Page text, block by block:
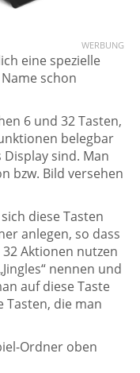
WERBUNG
eine spezielle
schon
6 und 32 Tasten,
belegbar
sind. Man
bzw. Bild versehen
diese Tasten
anlegen, so dass
Aktionen nutzen
nennen und
auf diese Taste
Tasten, die man
Ordner oben